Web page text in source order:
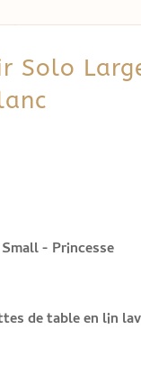
Solo
- Princesse
de table en lin